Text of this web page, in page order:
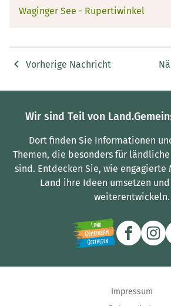
Waginger See - Rupertiwinkel
Vorherige Nachricht
Wir sind Teil von
Dort finden Sie Informationen
Themen, die besonders für
sind. Entdecken Sie, wie engagierte
Land ihre Ideen umsetzen
weiterentwickeln.
Impressum